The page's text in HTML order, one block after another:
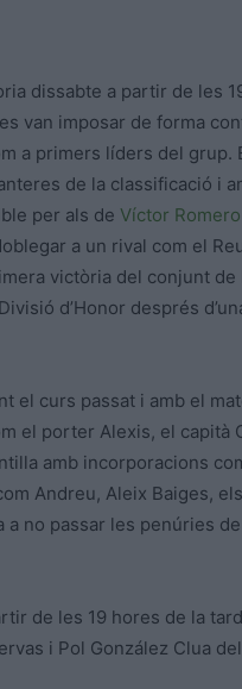
dissabte a partir de les
van imposar de forma
a primers líders del grup.
de la classificació i
per als de Víctor Romero
a un rival com el
victòria del conjunt de
d’Honor després
el curs passat i amb el
el porter Alexis, el capità
amb incorporacions
Andreu, Aleix Baiges,
no passar les penúries
de les 19 hores de la
i Pol González Clua